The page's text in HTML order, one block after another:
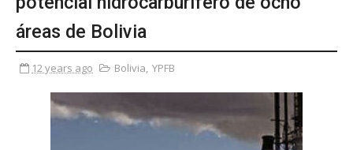
áreas de Bolivia
12 years ago Bolivia, YPFB